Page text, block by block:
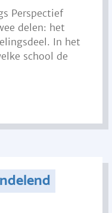
Perspectief
delen: het
In het
school de